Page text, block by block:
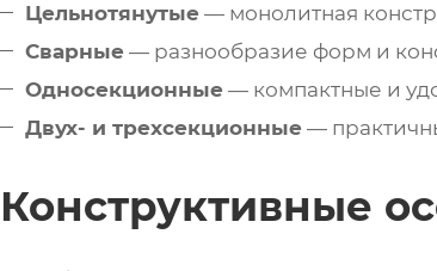
Цельнотянутые — монолитная
Сварные — разнообразие форм и
Односекционные — компактные и
Двух- и трехсекционные —
Конструктивные